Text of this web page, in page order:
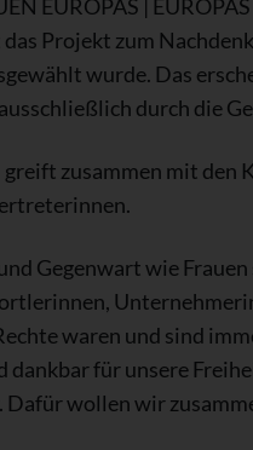
EUROPAS |
Projekt zum
wurde. Das
durch die
greift zusammen mit
Gegenwart wie
waren und sind
für unsere
wollen wir